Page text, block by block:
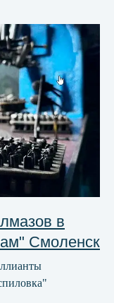
в
Смоленск